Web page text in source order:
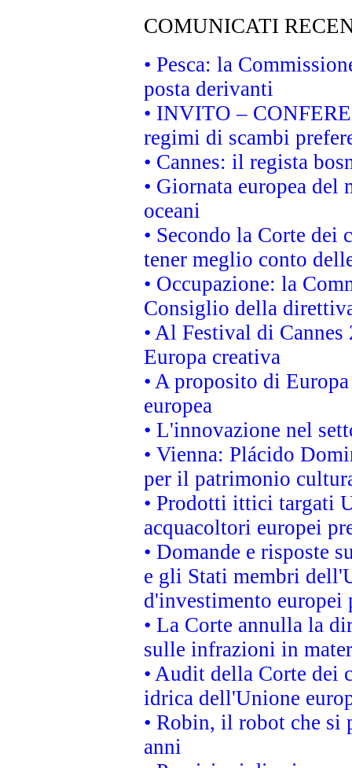
COMUNICATI
• Pesca: la
posta derivanti
• INVITO –
regimi di scambi
• Cannes: il regista
• Giornata europea
oceani
• Secondo la Corte
tener meglio conto
• Occupazione: la
Consiglio della
• Al Festival di
Europa creativa
• A proposito di
europea
• L'innovazione nel
• Vienna: Plácido
per il patrimonio
• Prodotti ittici targati
acquacoltori europei
• Domande e risposte
e gli Stati membri
d'investimento
• La Corte annulla la
sulle infrazioni in
• Audit della Corte
idrica dell'Unione
• Robin, il robot che si
anni